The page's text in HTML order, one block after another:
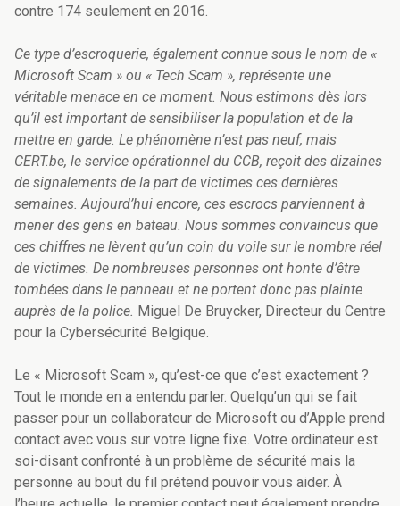
contre 174 seulement en 2016.
Ce type d’escroquerie, également connue sous le nom de «
Microsoft Scam » ou « Tech Scam », représente une
véritable menace en ce moment. Nous estimons dès lors
qu’il est important de sensibiliser la population et de la
mettre en garde. Le phénomène n’est pas neuf, mais
CERT.be, le service opérationnel du CCB, reçoit des dizaines
de signalements de la part de victimes ces dernières
semaines. Aujourd’hui encore, ces escrocs parviennent à
mener des gens en bateau. Nous sommes convaincus que
ces chiffres ne lèvent qu’un coin du voile sur le nombre réel
de victimes. De nombreuses personnes ont honte d’être
tombées dans le panneau et ne portent donc pas plainte
auprès de la police. Miguel De Bruycker, Directeur du Centre
pour la Cybersécurité Belgique.
Le « Microsoft Scam », qu’est-ce que c’est exactement ?
Tout le monde en a entendu parler. Quelqu’un qui se fait
passer pour un collaborateur de Microsoft ou d’Apple prend
contact avec vous sur votre ligne fixe. Votre ordinateur est
soi-disant confronté à un problème de sécurité mais la
personne au bout du fil prétend pouvoir vous aider. À